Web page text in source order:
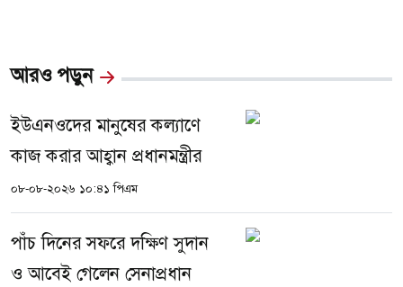
আরও পড়ুন
ইউএনওদের মানুষের কল্যাণে
কাজ করার আহ্বান প্রধানমন্ত্রীর
০৮-০৮-২০২৬ ১০:৪১ পিএম
পাঁচ দিনের সফরে দক্ষিণ সুদান
ও আবেই গেলেন সেনাপ্রধান